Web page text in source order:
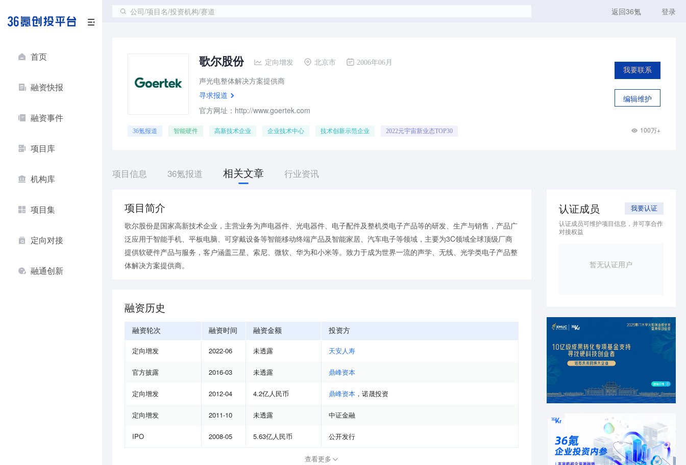
首页
融资快报
融资事件
项目库
机构库
项目集
定向对接
融通创新
公司/项目名/投资机构/赛道 返回36氪 登录
歌尔股份 定向增发 北京市 2006年06月
声光电整体解决方案提供商
寻求报道
官方网址：http://www.goertek.com
我要联系
编辑维护
36氪报道 智能硬件 高新技术企业 企业技术中心 技术创新示范企业 2022元宇宙新业态TOP30 100万+
项目信息 36氪报道 相关文章 行业资讯
项目简介
歌尔股份是国家高新技术企业，主营业务为声电器件、光电器件、电子配件及整机类电子产品等的研发、生产与销售，产品广
泛应用于智能手机、平板电脑、可穿戴设备等智能移动终端产品及智能家居、汽车电子等领域，主要为3C领域全球顶级厂商
提供软硬件产品与服务，客户涵盖三星、索尼、微软、华为和小米等。致力于成为世界一流的声学、无线、光学类电子产品整
体解决方案提供商。
融资历史
融资轮次 融资时间 融资金额 投资方
定向增发 2022-06 未透露 天安人寿
官方披露 2016-03 未透露 鼎峰资本
定向增发 2012-04 4.2亿人民币 鼎峰资本 ， 诺晟投资
定向增发 2011-10 未透露 中证金融
IPO 2008-05 5.63亿人民币 公开发行
查看更多
认证成员 我要认证
认证成员可维护项目信息，并可享合作
对接权益
暂无认证用户